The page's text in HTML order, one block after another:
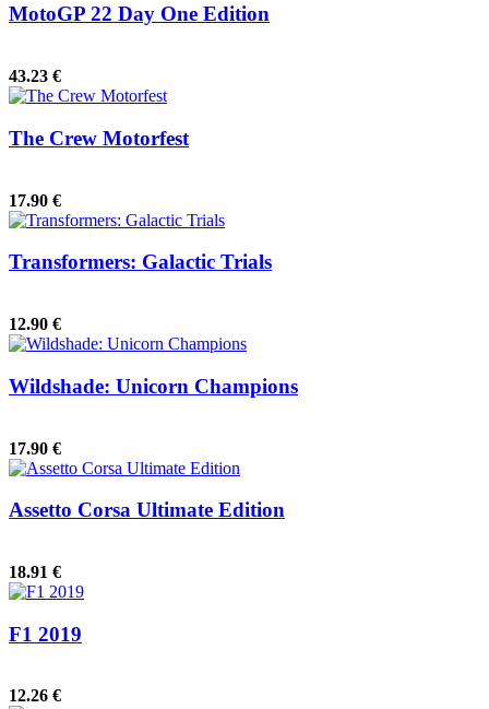
MotoGP 22 Day One Edition
43.23 €
The Crew Motorfest
17.90 €
Transformers: Galactic Trials
12.90 €
Wildshade: Unicorn Champions
17.90 €
Assetto Corsa Ultimate Edition
18.91 €
F1 2019
12.26 €